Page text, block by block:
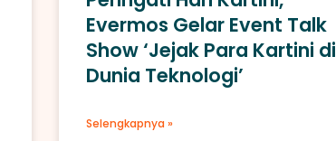
Evermos Gelar Event Talk
Show ‘Jejak Para Kartini di
Dunia Teknologi’
Selengkapnya »